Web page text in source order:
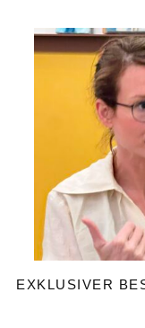
EXKLUSIVER